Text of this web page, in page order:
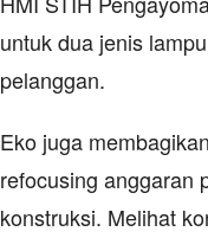
untuk dua jenis
pelanggan.
Eko juga
refocusing anggaran
konstruksi. Melihat